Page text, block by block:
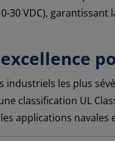
30 VDC),
les plus
une classification UL
applications